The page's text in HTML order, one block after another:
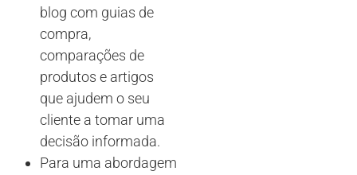
blog com guias de
compra,
comparações de
produtos e artigos
que ajudem o seu
cliente a tomar uma
decisão informada.
Para uma abordagem